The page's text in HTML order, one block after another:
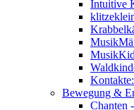
Intuitive
Bewegung &
Chanten